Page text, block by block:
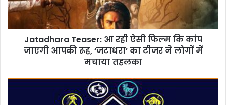
कि
जाएगी
टीजर
Jatadhara Teaser: आ रही ऐसी फिल्म कि कांप
जाएगी आपकी रूह, ‘जटाधरा’ का टीजर ने लोगों में
मचाया तहलका
Rashifal